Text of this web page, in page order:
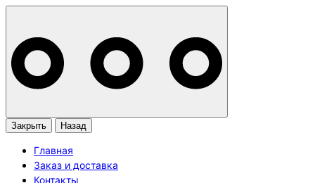
Закрыть Назад
Главная
Заказ и доставка
Контакты